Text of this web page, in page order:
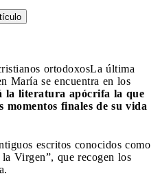
ortodoxosLa última
María se encuentra en los
la literatura apócrifa la que
finales de su vida
escritos conocidos como
Virgen”, que recogen los